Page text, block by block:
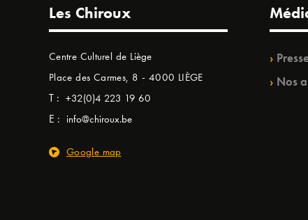
Les Chiroux
Centre Culturel de Liège
Place des Carmes, 8 - 4000 LIÈGE
T : +32(0)4 223 19 60
E : info@chiroux.be
Google map
Nos